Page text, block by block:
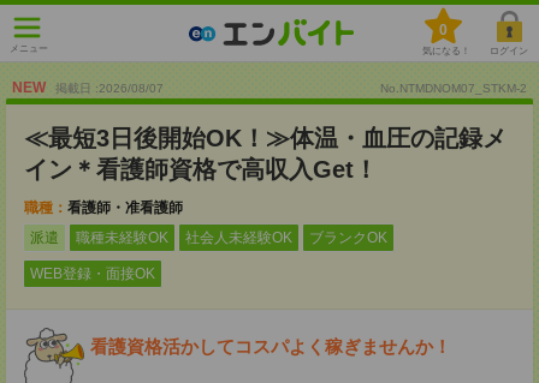
メニュー
0
気になる！ ログイン
NEW 掲載日 :2026/08/07 No.NTMDNOM07_STKM-2
≪最短3日後開始OK！≫体温・血圧の記録メ
イン＊看護師資格で高収入Get！
職種： 看護師・准看護師
派遣
職種未経験OK 社会人未経験OK ブランクOK
WEB登録・面接OK
看護資格活かしてコスパよく稼ぎませんか！